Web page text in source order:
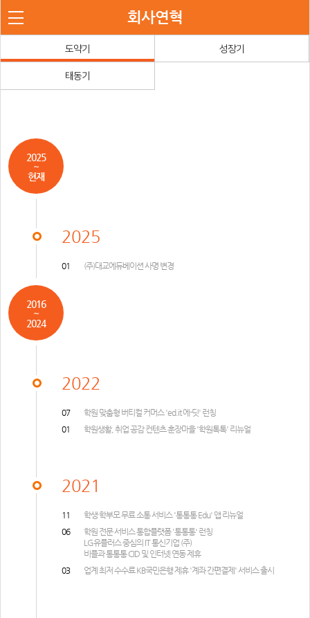
회사연혁
도약기 성장기
태동기
2025
~
현재
2025
01 (주)대교에듀베이션 사명 변경
2016
~
2024
2022
07
학원 맞춤형 버티컬 커머스 'ed.it 에-딧' 런칭
01
학원생활, 취업 공감 컨텐츠 훈장마을 '학원톡톡' 리뉴얼
2021
11
학생·학부모 무료 소통 서비스 '통통통 Edu' 앱 리뉴얼
06
학원 전문 서비스 통합플랫폼 '통통통' 런칭
LG유플러스 중심의 IT 통신기업 (주)
비플과 통통통 CID 및 인터넷 연동 제휴
03
업계 최저 수수료 KB국민은행 제휴 '계좌 간편결제' 서비스 출시